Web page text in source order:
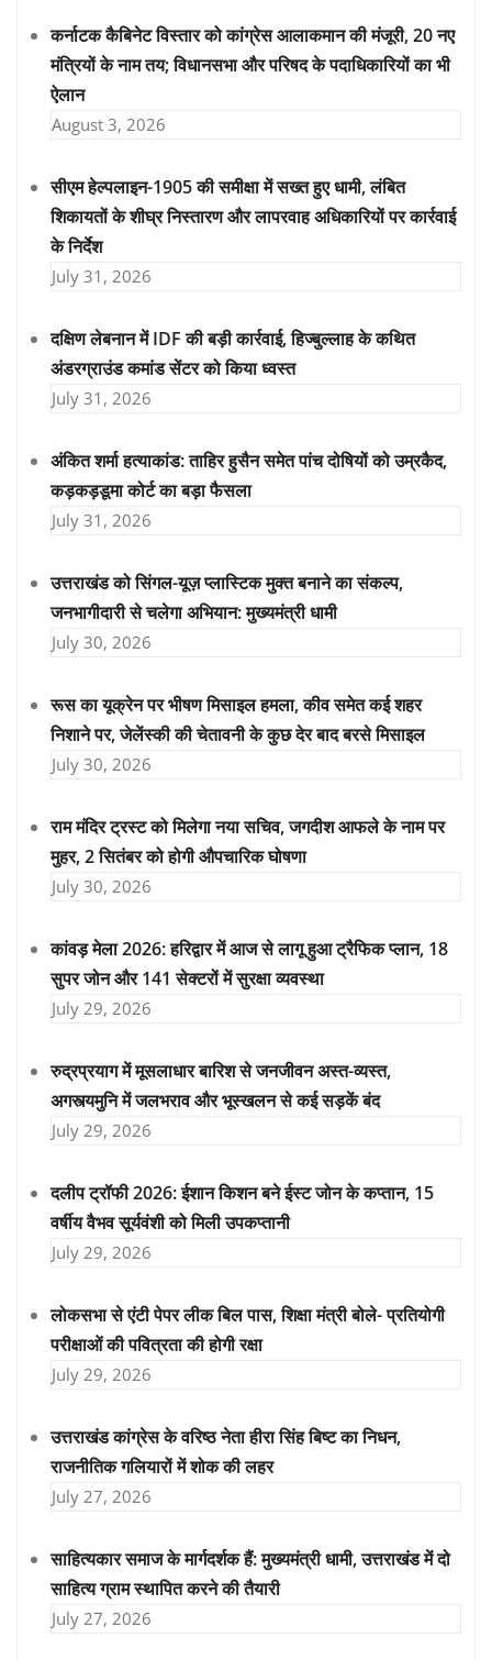
कर्नाटक कैबिनेट विस्तार को कांग्रेस आलाकमान की मंजूरी, 20 नए
मंत्रियों के नाम तय; विधानसभा और परिषद के पदाधिकारियों का भी
ऐलान
August 3, 2026
सीएम हेल्पलाइन-1905 की समीक्षा में सख्त हुए धामी, लंबित
शिकायतों के शीघ्र निस्तारण और लापरवाह अधिकारियों पर कार्रवाई
के निर्देश
July 31, 2026
दक्षिण लेबनान में IDF की बड़ी कार्रवाई, हिज्बुल्लाह के कथित
अंडरग्राउंड कमांड सेंटर को किया ध्वस्त
July 31, 2026
अंकित शर्मा हत्याकांड: ताहिर हुसैन समेत पांच दोषियों को उम्रकैद,
कड़कड़डूमा कोर्ट का बड़ा फैसला
July 31, 2026
उत्तराखंड को सिंगल-यूज़ प्लास्टिक मुक्त बनाने का संकल्प,
जनभागीदारी से चलेगा अभियान: मुख्यमंत्री धामी
July 30, 2026
रूस का यूक्रेन पर भीषण मिसाइल हमला, कीव समेत कई शहर
निशाने पर, जेलेंस्की की चेतावनी के कुछ देर बाद बरसे मिसाइल
July 30, 2026
राम मंदिर ट्रस्ट को मिलेगा नया सचिव, जगदीश आफले के नाम पर
मुहर, 2 सितंबर को होगी औपचारिक घोषणा
July 30, 2026
कांवड़ मेला 2026: हरिद्वार में आज से लागू हुआ ट्रैफिक प्लान, 18
सुपर जोन और 141 सेक्टरों में सुरक्षा व्यवस्था
July 29, 2026
रुद्रप्रयाग में मूसलाधार बारिश से जनजीवन अस्त-व्यस्त,
अगस्त्यमुनि में जलभराव और भूस्खलन से कई सड़कें बंद
July 29, 2026
दलीप ट्रॉफी 2026: ईशान किशन बने ईस्ट जोन के कप्तान, 15
वर्षीय वैभव सूर्यवंशी को मिली उपकप्तानी
July 29, 2026
लोकसभा से एंटी पेपर लीक बिल पास, शिक्षा मंत्री बोले- प्रतियोगी
परीक्षाओं की पवित्रता की होगी रक्षा
July 29, 2026
उत्तराखंड कांग्रेस के वरिष्ठ नेता हीरा सिंह बिष्ट का निधन,
राजनीतिक गलियारों में शोक की लहर
July 27, 2026
साहित्यकार समाज के मार्गदर्शक हैं: मुख्यमंत्री धामी, उत्तराखंड में दो
साहित्य ग्राम स्थापित करने की तैयारी
July 27, 2026